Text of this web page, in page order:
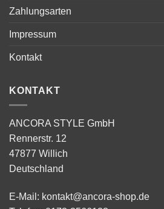
Zahlungsarten
Impressum
Kontakt
KONTAKT
ANCORA STYLE GmbH
Rennerstr. 12
47877 Willich
Deutschland
E-Mail: kontakt@ancora-shop.de